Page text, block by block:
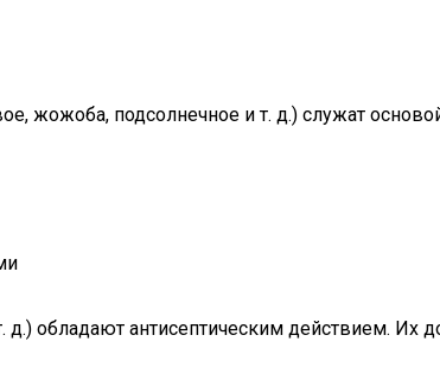
жожоба, подсолнечное и т. д.) служат
обладают антисептическим действием.